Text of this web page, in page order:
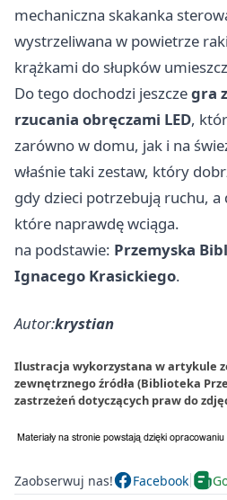
mechaniczna skakanka
wystrzeliwana w powietrze
krążkami do słupków
Do tego dochodzi jeszczegra
rzucania obręczami LED,
zarówno w domu, jak i na
właśnie taki zestaw, który
gdy dzieci potrzebują ruchu, a
które naprawdę wciąga.
na podstawie: Przemyska
Ignacego Krasickiego.
Autor:krystian
Ilustracja wykorzystana w artykule
zewnętrznego źródła (Biblioteka
zastrzeżeń dotyczących praw do
Zaobserwuj nas! Facebook